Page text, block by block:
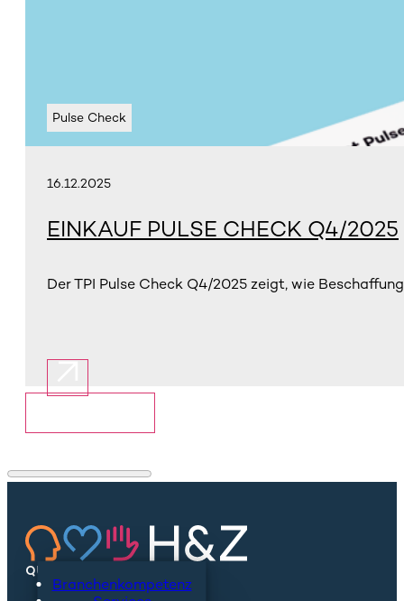
Pulse Check
16.12.2025
EINKAUF PULSE CHECK Q4/2025
Der TPI Pulse Check Q4/2025 zeigt, wie
QUICKLINKS
Branchenkompetenz